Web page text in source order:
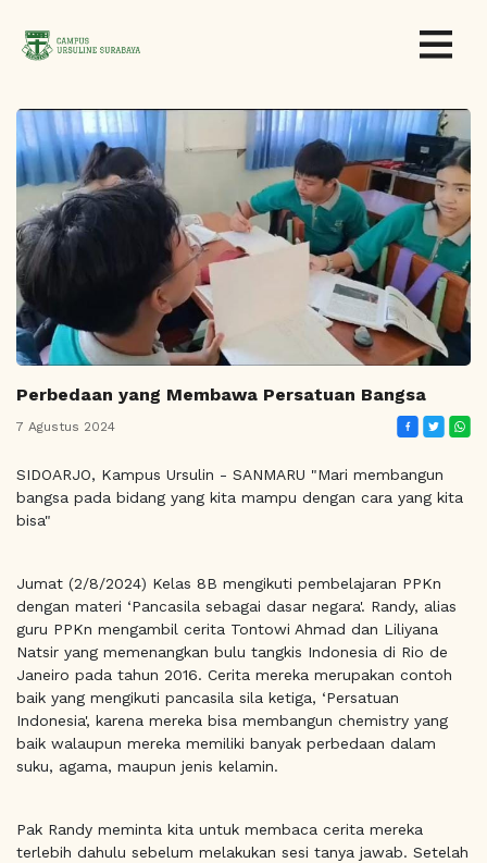
Perbedaan yang Membawa Persatuan Bangsa
7 Agustus 2024
SIDOARJO, Kampus Ursulin - SANMARU "Mari membangun
bangsa pada bidang yang kita mampu dengan cara yang kita
bisa"
Jumat (2/8/2024) Kelas 8B mengikuti pembelajaran PPKn
dengan materi ‘Pancasila sebagai dasar negara'. Randy, alias
guru PPKn mengambil cerita Tontowi Ahmad dan Liliyana
Natsir yang memenangkan bulu tangkis Indonesia di Rio de
Janeiro pada tahun 2016. Cerita mereka merupakan contoh
baik yang mengikuti pancasila sila ketiga, ‘Persatuan
Indonesia', karena mereka bisa membangun chemistry yang
baik walaupun mereka memiliki banyak perbedaan dalam
suku, agama, maupun jenis kelamin.
Pak Randy meminta kita untuk membaca cerita mereka
terlebih dahulu sebelum melakukan sesi tanya jawab. Setelah